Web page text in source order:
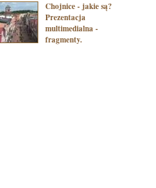
Chojnice - jakie są?
Prezentacja
multimedialna -
fragmenty.